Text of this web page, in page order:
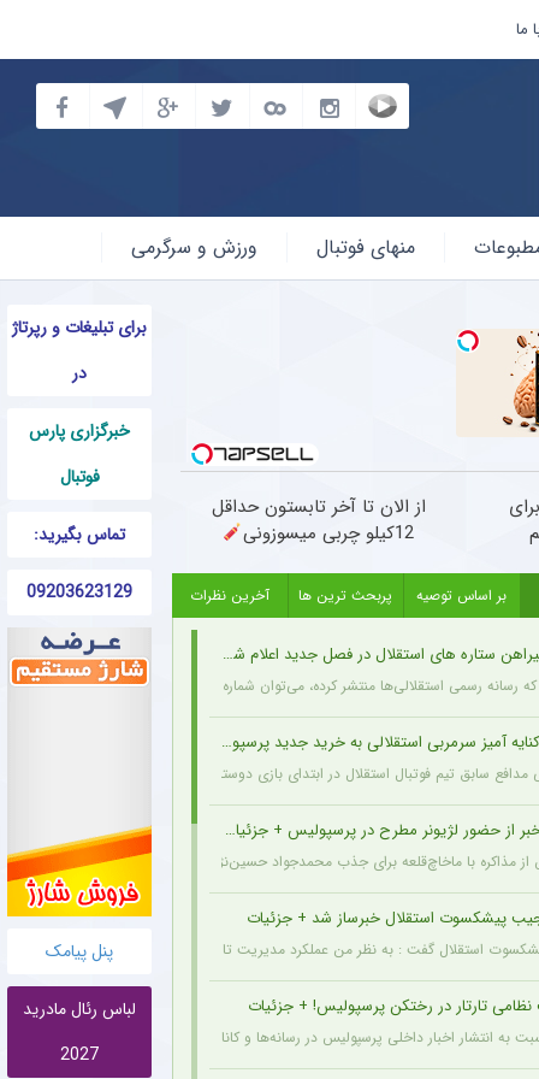
ما
منهای فوتبال ورزش و سرگرمی
برای تبلیغات و رپرتاژ
در
خبرگزاری پارس
فوتبال
تماس بگیرید:
09203623129
پنل پیامک
لباس رئال مادرید
2027
از الان تا آخر تابستون حداقل
12کیلو چربی میسوزونی
بر اساس توصیه پربحث ترین ها آخرین نظرات
ستاره های استقلال در فصل جدید اعلام شد + جزئیات
رسانه رسمی استقلالی‌ها منتشر کرده، می‌توان شماره بازیکنان این تیم را در یک فهرست
آمیز سرمربی استقلالی به خرید جدید پرسپولیس
مدافع سابق تیم فوتبال استقلال در ابتدای بازی دوستانه امروز با آلومینیوم اراک با
از حضور لژیونر مطرح در پرسپولیس + جزئیات لو رفته
مذاکره با ماخاچ‌قلعه برای جذب محمدجواد حسین‌نژاد، به دلیل رقم رضایتنامه این
پیشکسوت استقلال خبرساز شد + جزئیات
استقلال گفت : به نظر من عملکرد مدیریت تا اینجای کار قابل قبول بوده است. از
تارتار در رختکن پرسپولیس! + جزئیات
به انتشار اخبار داخلی پرسپولیس در رسانه‌ها و کانال‌های تلگرامی عصبانی شده و